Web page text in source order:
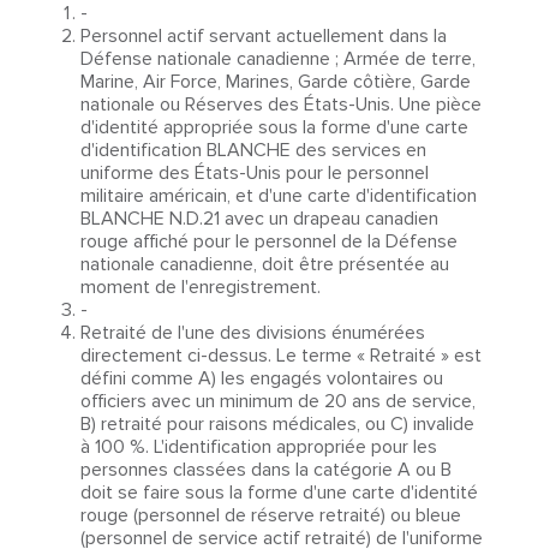
-
Personnel actif servant actuellement dans la
Défense nationale canadienne ; Armée de terre,
Marine, Air Force, Marines, Garde côtière, Garde
nationale ou Réserves des États-Unis. Une pièce
d'identité appropriée sous la forme d'une carte
d'identification BLANCHE des services en
uniforme des États-Unis pour le personnel
militaire américain, et d'une carte d'identification
BLANCHE N.D.21 avec un drapeau canadien
rouge affiché pour le personnel de la Défense
nationale canadienne, doit être présentée au
moment de l'enregistrement.
-
Retraité de l'une des divisions énumérées
directement ci-dessus. Le terme « Retraité » est
défini comme A) les engagés volontaires ou
officiers avec un minimum de 20 ans de service,
B) retraité pour raisons médicales, ou C) invalide
à 100 %. L'identification appropriée pour les
personnes classées dans la catégorie A ou B
doit se faire sous la forme d'une carte d'identité
rouge (personnel de réserve retraité) ou bleue
(personnel de service actif retraité) de l'uniforme